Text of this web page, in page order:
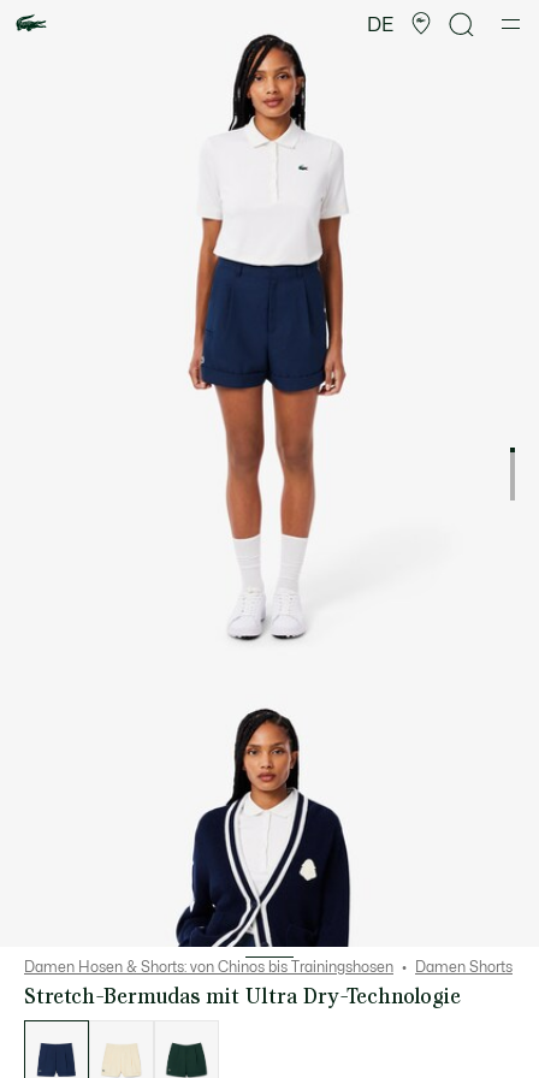
DE
Damen Hosen & Shorts: von Chinos bis Trainingshosen Damen Shorts
Stretch-Bermudas mit Ultra Dry-Technologie
Varianten